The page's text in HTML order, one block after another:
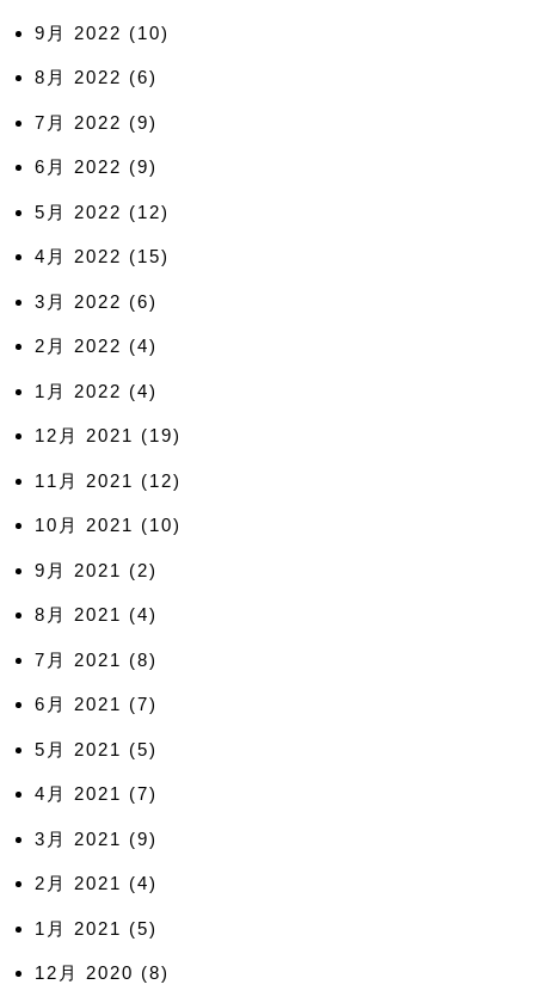
9月 2022 (10)
8月 2022 (6)
7月 2022 (9)
6月 2022 (9)
5月 2022 (12)
4月 2022 (15)
3月 2022 (6)
2月 2022 (4)
1月 2022 (4)
12月 2021 (19)
11月 2021 (12)
10月 2021 (10)
9月 2021 (2)
8月 2021 (4)
7月 2021 (8)
6月 2021 (7)
5月 2021 (5)
4月 2021 (7)
3月 2021 (9)
2月 2021 (4)
1月 2021 (5)
12月 2020 (8)